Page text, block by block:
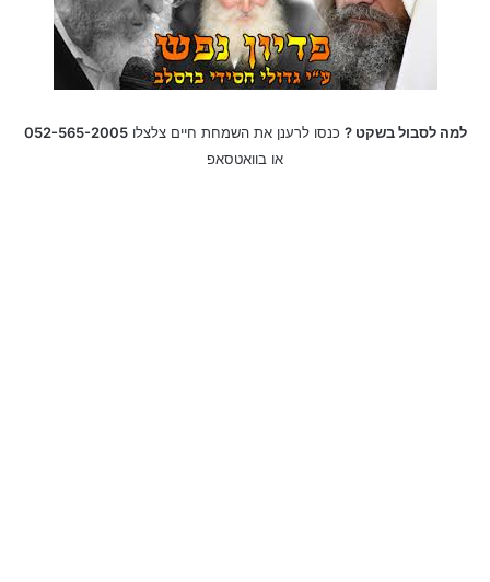
למה לסבול בשקט ? כנסו לרענן את השמחת חיים צלצלו052-565-2005
או בוואטסאפ